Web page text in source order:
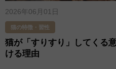
2026年06月01日
猫の特徴・習性
猫が「すりすり」してくる
ける理由